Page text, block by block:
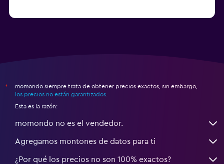
*
momondo siempre trata de obtener precios exactos, sin embargo,
los precios no están garantizados
Esta es la razón:
momondo no es el vendedor.
Agregamos montones de datos para ti
¿Por qué los precios no son 100% exactos?